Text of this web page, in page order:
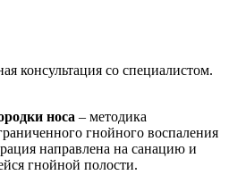
консультация со специалистом.
носа – методика
гнойного воспаления
направлена на санацию и
гнойной полости.